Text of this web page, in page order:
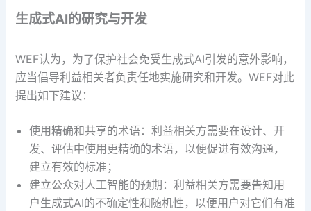
生成式AI的研究与开发
WEF认为，为了保护社会免受生成式AI引发的意外影响，
应当倡导利益相关者负责任地实施研究和开发。WEF对此
提出如下建议：
使用精确和共享的术语：利益相关方需要在设计、开
发、评估中使用更精确的术语，以便促进有效沟通，
建立有效的标准；
建立公众对人工智能的预期：利益相关方需要告知用
户生成式AI的不确定性和随机性，以便用户对它们有准